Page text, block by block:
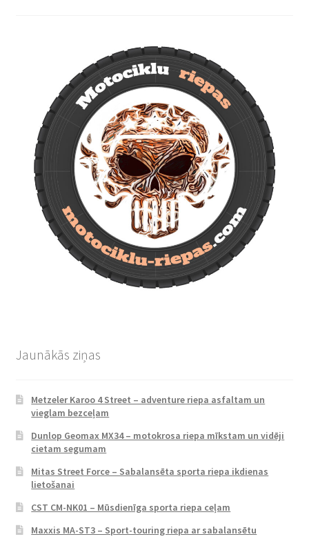
Jaunākās ziņas
Metzeler Karoo 4 Street – adventure riepa asfaltam un
vieglam bezceļam
Dunlop Geomax MX34 – motokrosa riepa mīkstam un vidēji
cietam segumam
Mitas Street Force – Sabalansēta sporta riepa ikdienas
lietošanai
CST CM-NK01 – Mūsdienīga sporta riepa ceļam
Maxxis MA-ST3 – Sport-touring riepa ar sabalansētu